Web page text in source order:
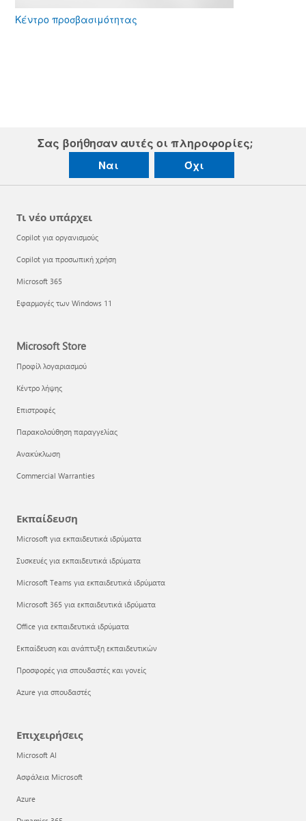
Κέντρο προσβασιμότητας
Σας βοήθησαν αυτές οι πληροφορίες;
Ναι Όχι
Τι νέο υπάρχει
Copilot για οργανισμούς
Copilot για προσωπική χρήση
Microsoft 365
Εφαρμογές των Windows 11
Microsoft Store
Προφίλ λογαριασμού
Κέντρο λήψης
Επιστροφές
Παρακολούθηση παραγγελίας
Ανακύκλωση
Commercial Warranties
Εκπαίδευση
Microsoft για εκπαιδευτικά ιδρύματα
Συσκευές για εκπαιδευτικά ιδρύματα
Microsoft Teams για εκπαιδευτικά ιδρύματα
Microsoft 365 για εκπαιδευτικά ιδρύματα
Office για εκπαιδευτικά ιδρύματα
Εκπαίδευση και ανάπτυξη εκπαιδευτικών
Προσφορές για σπουδαστές και γονείς
Azure για σπουδαστές
Επιχειρήσεις
Microsoft AI
Ασφάλεια Microsoft
Azure